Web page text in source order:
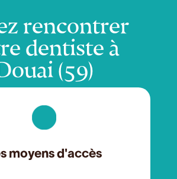
rencontrer
dentiste à
(59)
moyens d'accès